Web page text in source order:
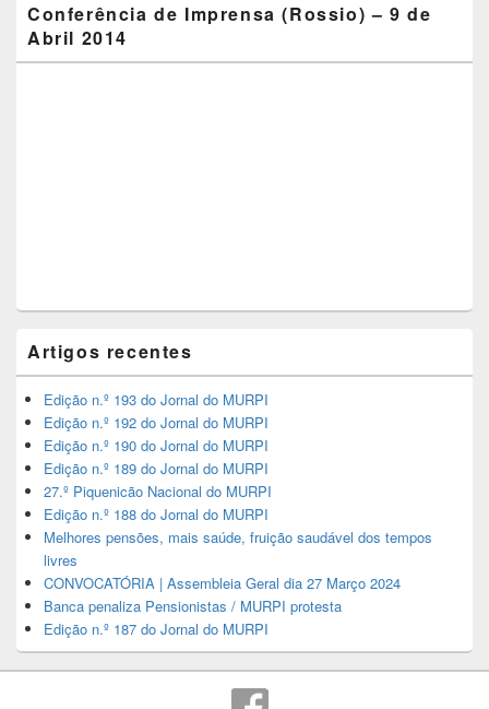
Conferência de Imprensa (Rossio) – 9 de
Abril 2014
Artigos recentes
Edição n.º 193 do Jornal do MURPI
Edição n.º 192 do Jornal do MURPI
Edição n.º 190 do Jornal do MURPI
Edição n.º 189 do Jornal do MURPI
27.º Piquenicão Nacional do MURPI
Edição n.º 188 do Jornal do MURPI
Melhores pensões, mais saúde, fruição saudável dos tempos
livres
CONVOCATÓRIA | Assembleia Geral dia 27 Março 2024
Banca penaliza Pensionistas / MURPI protesta
Edição n.º 187 do Jornal do MURPI